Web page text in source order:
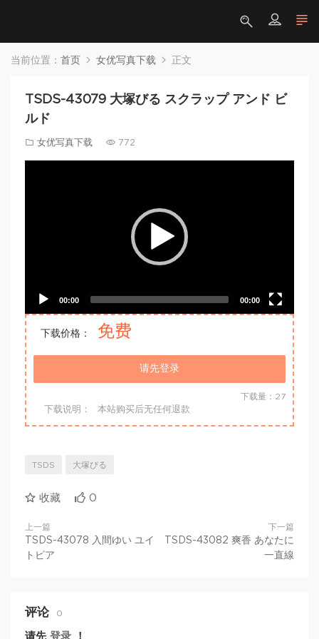
当前位置： 首页 女优写真下载 正文
TSDS-43079 大塚びる スクラップ アンド ビ
ルド
女优写真下载 772
00:00 00:00
下载价格： 免费
请先登录
下载量：27
下载说明： 本站购买后无任何退款
TSDS 大塚びる
收藏 0
上一篇
TSDS-43078 入間ゆい ユイ
トピア
下一篇
TSDS-43082 爽香 あなたに
一直線
评论 0
请先 登录 ！